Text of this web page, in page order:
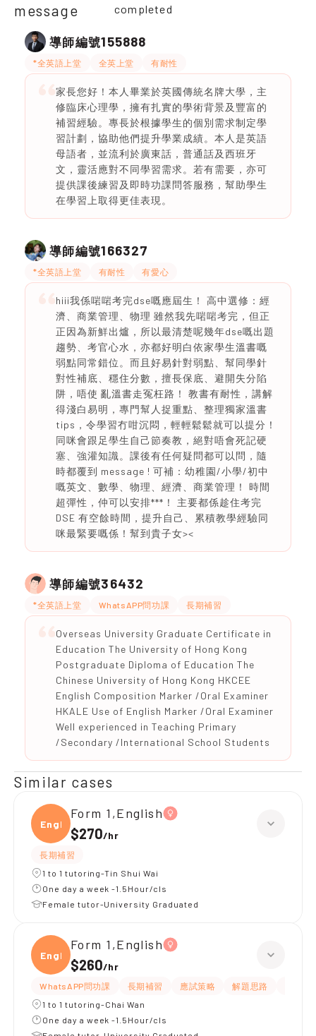
message
completed
導師編號155888
*全英語上堂 全英上堂 有耐性
家長您好！本人畢業於英國傳統名牌大學，主
修臨床心理學，擁有扎實的學術背景及豐富的
補習經驗。專長於根據學生的個別需求制定學
習計劃，協助他們提升學業成績。本人是英語
母語者，並流利於廣東話，普通話及西班牙
文，靈活應對不同學習需求。若有需要，亦可
提供課後練習及即時功課問答服務，幫助學生
在學習上取得更佳表現。
導師編號166327
*全英語上堂 有耐性 有愛心
hiii我係啱啱考完dse嘅應屆生！ 高中選修：經
濟、商業管理、物理 雖然我先啱啱考完，但正
正因為新鮮出爐，所以最清楚呢幾年dse嘅出題
趨勢、考官心水，亦都好明白依家學生溫書嘅
弱點同常錯位。而且好易針對弱點、幫同學針
對性補底、穩住分數，擅長保底、避開失分陷
阱，唔使 亂溫書走冤枉路！ 教書有耐性，講解
得淺白易明，專門幫人捉重點、整理獨家溫書
tips，令學習冇咁沉悶，輕輕鬆鬆就可以提分！
同咪會跟足學生自己節奏教，絕對唔會死記硬
塞、強灌知識。課後有任何疑問都可以問，隨
時都覆到 message ! 可補：幼稚園/小學/初中
嘅英文、數學、物理、經濟、商業管理！ 時間
超彈性，仲可以安排***！ 主要都係趁住考完
DSE 有空餘時間，提升自己、累積教學經驗同
咪最緊要嘅係！幫到貴子女><
導師編號36432
*全英語上堂 WhatsAPP問功課 長期補習
Overseas University Graduate Certificate in
Education The University of Hong Kong
Postgraduate Diploma of Education The
Chinese University of Hong Kong HKCEE
English Composition Marker /Oral Examiner
HKALE Use of English Marker /Oral Examiner
Well experienced in Teaching Primary
/Secondary /International School Students
Similar cases
Engli
Form 1,English
$270/hr
長期補習
1 to 1 tutoring-Tin Shui Wai
One day a week -1.5Hour/cls
Female tutor-University Graduated
Engli
Form 1,English
$260/hr
WhatsAPP問功課 長期補習 應試策略 解題思路
1 to 1 tutoring-Chai Wan
One day a week -1.5Hour/cls